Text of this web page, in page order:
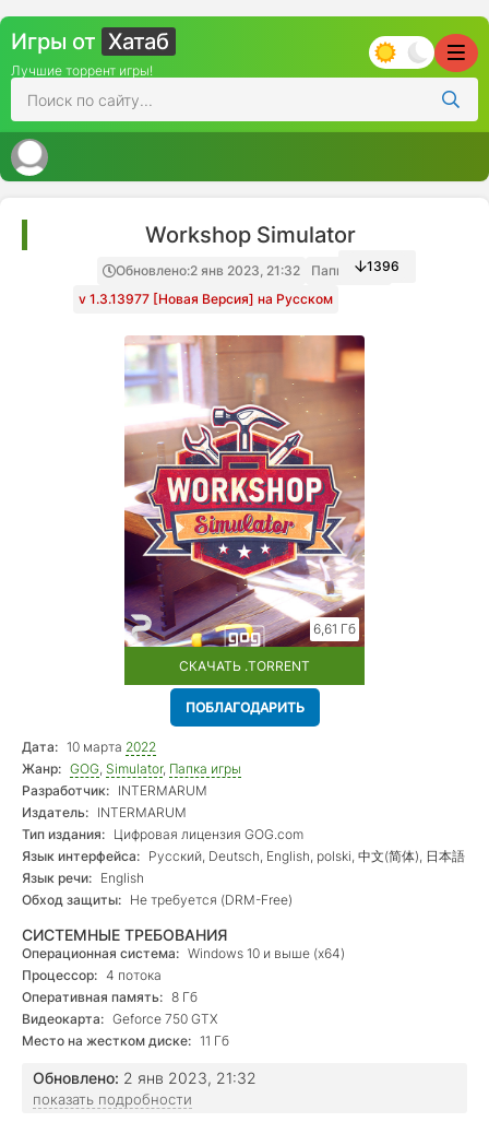
Игры от Хатаб
Лучшие торрент игры!
Workshop Simulator
Обновлено:2 янв 2023, 21:32
Папка игры
v 1.3.13977 [Новая Версия] на Русском
1396
6,61 Гб
СКАЧАТЬ .TORRENT
ПОБЛАГОДАРИТЬ
Дата: 10 марта 2022
Жанр: GOG, Simulator, Папка игры
Разработчик: INTERMARUM
Издатель: INTERMARUM
Тип издания: Цифровая лицензия GOG.com
Язык интерфейса: Русский, Deutsch, English, polski, 中文(简体), 日本語
Язык речи: English
Обход защиты: Не требуется (DRM-Free)
СИСТЕМНЫЕ ТРЕБОВАНИЯ
Операционная система: Windows 10 и выше (x64)
Процессор: 4 потока
Оперативная память: 8 Гб
Видеокарта: Geforce 750 GTX
Место на жестком диске: 11 Гб
Обновлено: 2 янв 2023, 21:32
показать подробности